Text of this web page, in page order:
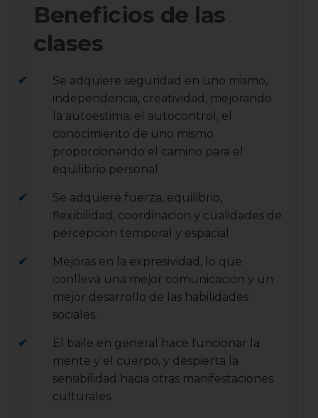
Beneficios de las
clases
Se adquiere seguridad en uno mismo,
independencia, creatividad, mejorando
la autoestima, el autocontrol, el
conocimiento de uno mismo
proporcionando el camino para el
equilibrio personal
Se adquiere fuerza, equilibrio,
flexibilidad, coordinacion y cualidades de
percepcion temporal y espacial
Mejoras en la expresividad, lo que
conlleva una mejor comunicacion y un
mejor desarrollo de las habilidades
sociales.
El baile en general hace funcionar la
mente y el cuerpo, y despierta la
sensibilidad hacia otras manifestaciones
culturales.